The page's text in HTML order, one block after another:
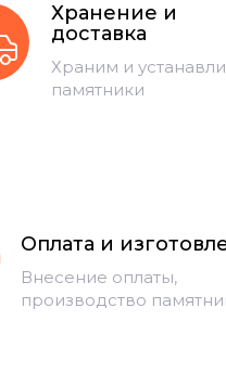
Хранение и
доставка
Храним и
памятники
Оплата и
Внесение оплаты,
производство